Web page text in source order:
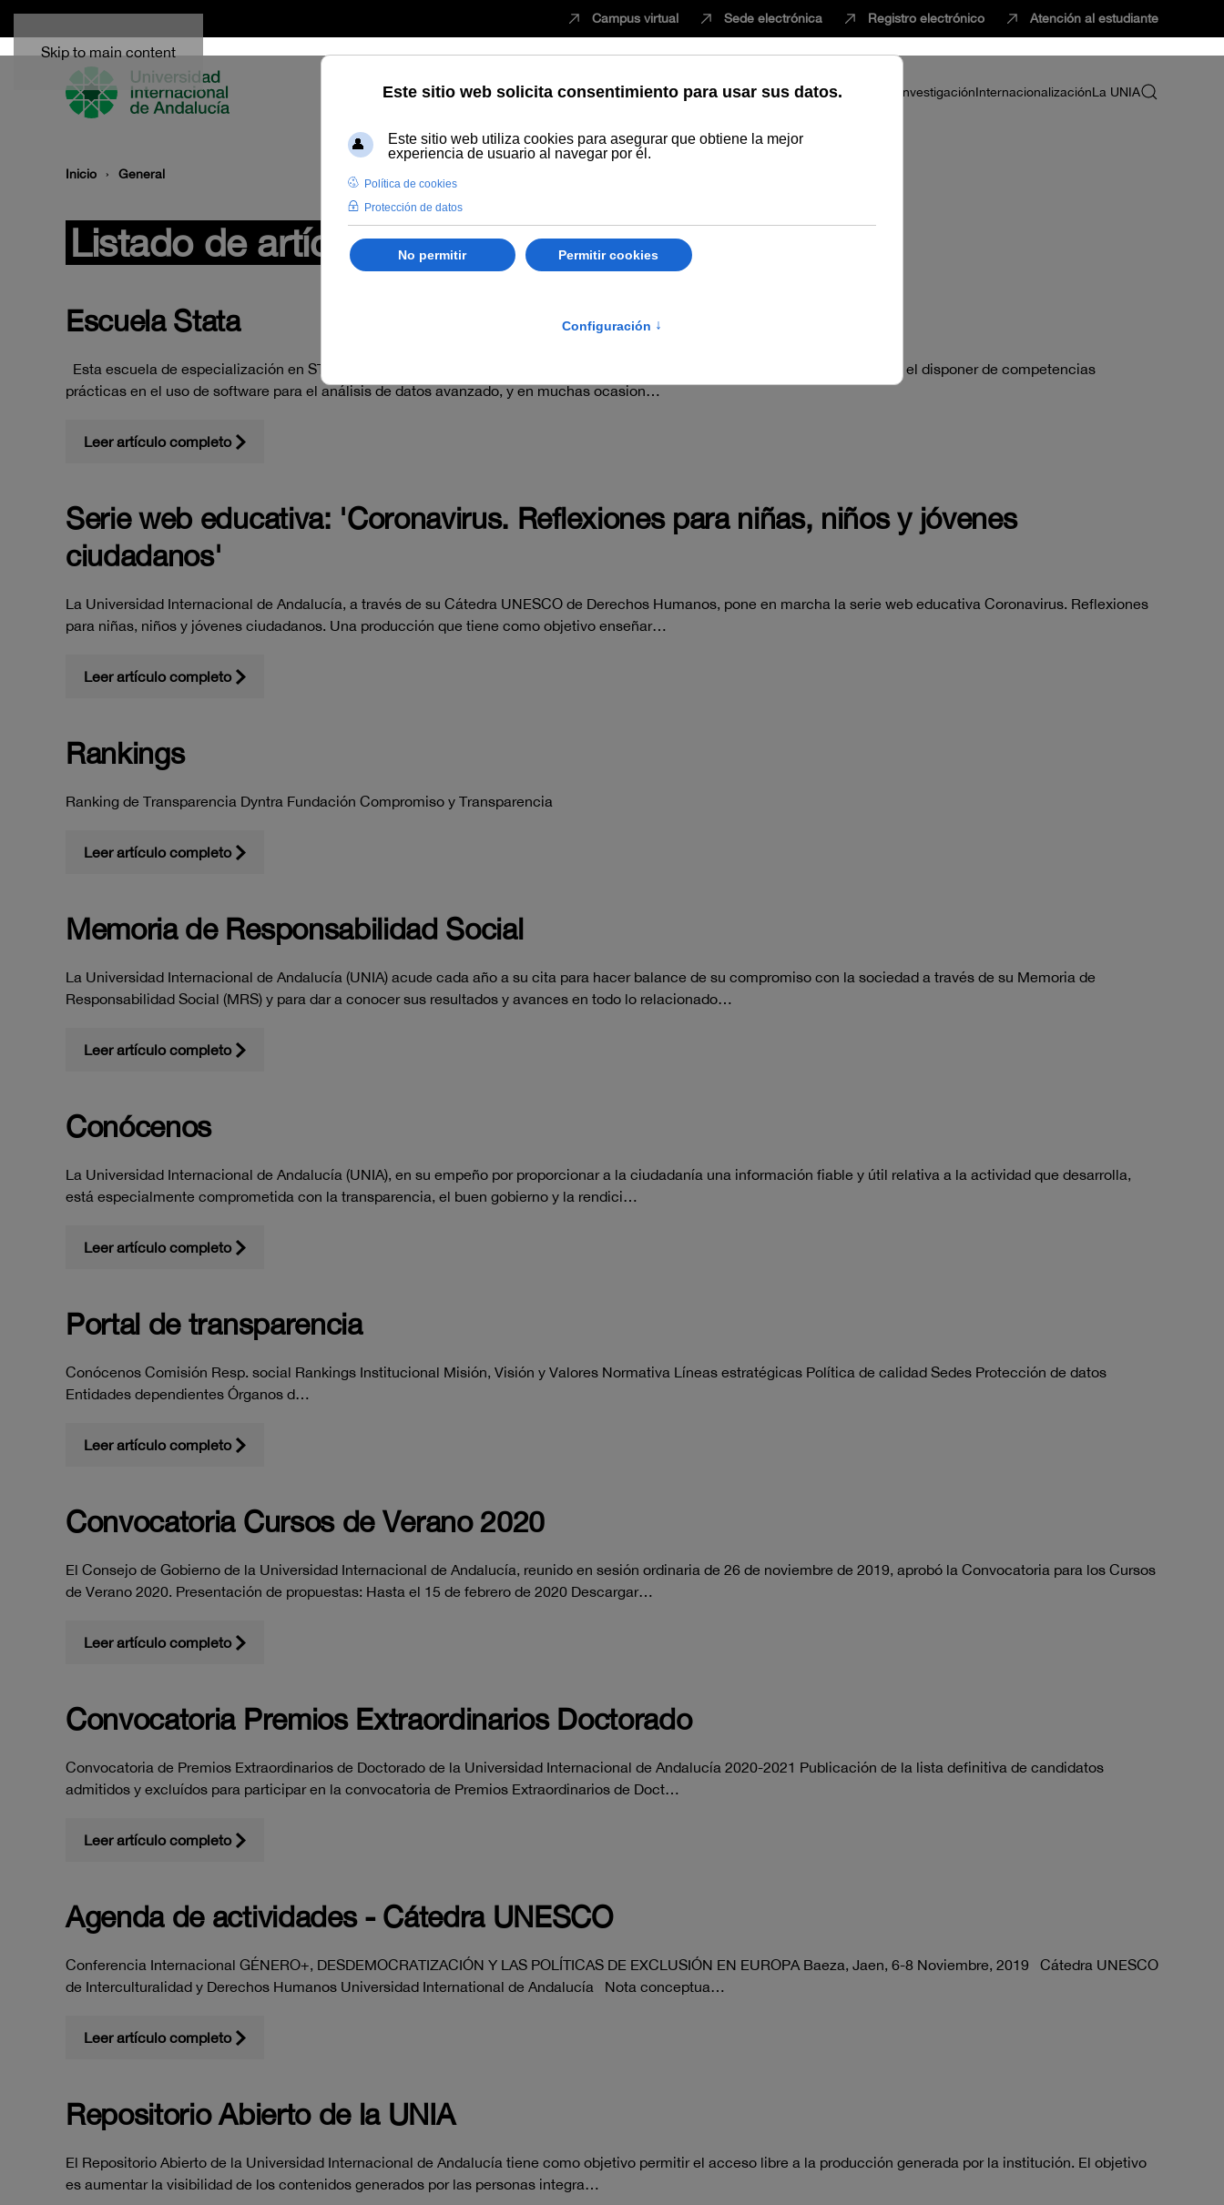
Skip to main content
Campus virtual Sede electrónica Registro electrónico Atención al estudiante
EstudiarInnovaciónVida universitariaProfesorado InvestigaciónInternacionalizaciónLa UNIA
Inicio General
Listado de artículos en "general"
Escuela Stata
Esta escuela de especialización en STATA trata de dar respuesta a la demanda de profesionales e investigadores para quienes el disponer de competencias
prácticas en el uso de software para el análisis de datos avanzado, y en muchas ocasion…
Leer artículo completo
Serie web educativa: 'Coronavirus. Reflexiones para niñas, niños y jóvenes
ciudadanos'
La Universidad Internacional de Andalucía, a través de su Cátedra UNESCO de Derechos Humanos, pone en marcha la serie web educativa Coronavirus. Reflexiones
para niñas, niños y jóvenes ciudadanos. Una producción que tiene como objetivo enseñar…
Leer artículo completo
Rankings
Ranking de Transparencia Dyntra Fundación Compromiso y Transparencia
Leer artículo completo
Memoria de Responsabilidad Social
La Universidad Internacional de Andalucía (UNIA) acude cada año a su cita para hacer balance de su compromiso con la sociedad a través de su Memoria de
Responsabilidad Social (MRS) y para dar a conocer sus resultados y avances en todo lo relacionado…
Leer artículo completo
Conócenos
La Universidad Internacional de Andalucía (UNIA), en su empeño por proporcionar a la ciudadanía una información fiable y útil relativa a la actividad que desarrolla,
está especialmente comprometida con la transparencia, el buen gobierno y la rendici…
Leer artículo completo
Portal de transparencia
Conócenos Comisión Resp. social Rankings Institucional Misión, Visión y Valores Normativa Líneas estratégicas Política de calidad Sedes Protección de datos
Entidades dependientes Órganos d…
Leer artículo completo
Convocatoria Cursos de Verano 2020
El Consejo de Gobierno de la Universidad Internacional de Andalucía, reunido en sesión ordinaria de 26 de noviembre de 2019, aprobó la Convocatoria para los Cursos
de Verano 2020. Presentación de propuestas: Hasta el 15 de febrero de 2020 Descargar…
Leer artículo completo
Convocatoria Premios Extraordinarios Doctorado
Convocatoria de Premios Extraordinarios de Doctorado de la Universidad Internacional de Andalucía 2020-2021 Publicación de la lista definitiva de candidatos
admitidos y excluídos para participar en la convocatoria de Premios Extraordinarios de Doct…
Leer artículo completo
Agenda de actividades - Cátedra UNESCO
Conferencia Internacional GÉNERO+, DESDEMOCRATIZACIÓN Y LAS POLÍTICAS DE EXCLUSIÓN EN EUROPA Baeza, Jaen, 6-8 Noviembre, 2019 Cátedra UNESCO
de Interculturalidad y Derechos Humanos Universidad International de Andalucía Nota conceptua…
Leer artículo completo
Repositorio Abierto de la UNIA
El Repositorio Abierto de la Universidad Internacional de Andalucía tiene como objetivo permitir el acceso libre a la producción generada por la institución. El objetivo
es aumentar la visibilidad de los contenidos generados por las personas integra…